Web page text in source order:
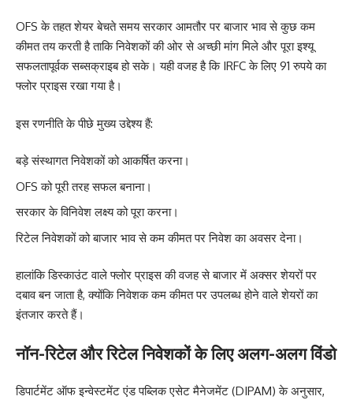
OFS के तहत शेयर बेचते समय सरकार आमतौर पर बाजार भाव से कुछ कम
कीमत तय करती है ताकि निवेशकों की ओर से अच्छी मांग मिले और पूरा इश्यू
सफलतापूर्वक सब्सक्राइब हो सके। यही वजह है कि IRFC के लिए 91 रुपये का
फ्लोर प्राइस रखा गया है।
इस रणनीति के पीछे मुख्य उद्देश्य हैं:
बड़े संस्थागत निवेशकों को आकर्षित करना।
OFS को पूरी तरह सफल बनाना।
सरकार के विनिवेश लक्ष्य को पूरा करना।
रिटेल निवेशकों को बाजार भाव से कम कीमत पर निवेश का अवसर देना।
हालांकि डिस्काउंट वाले फ्लोर प्राइस की वजह से बाजार में अक्सर शेयरों पर
दबाव बन जाता है, क्योंकि निवेशक कम कीमत पर उपलब्ध होने वाले शेयरों का
इंतजार करते हैं।
नॉन-रिटेल और रिटेल निवेशकों के लिए अलग-अलग विंडो
डिपार्टमेंट ऑफ इन्वेस्टमेंट एंड पब्लिक एसेट मैनेजमेंट (DIPAM) के अनुसार,